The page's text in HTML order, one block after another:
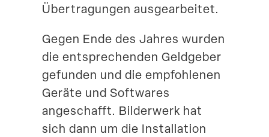
Übertragungen ausgearbeitet.
Gegen Ende des Jahres wurden
die entspre­chenden Geldgeber
gefunden und die empfoh­lenen
Geräte und Softwares
angeschafft. Bilderwerk hat
sich dann um die Instal­lation